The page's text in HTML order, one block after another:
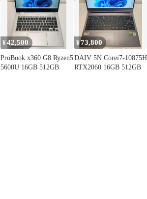
¥42,500
ProBook x360 G8 Ryzen5
5600U 16GB 512GB
¥73,800
DAIV 5N Corei7-10875H
RTX2060 16GB 512GB